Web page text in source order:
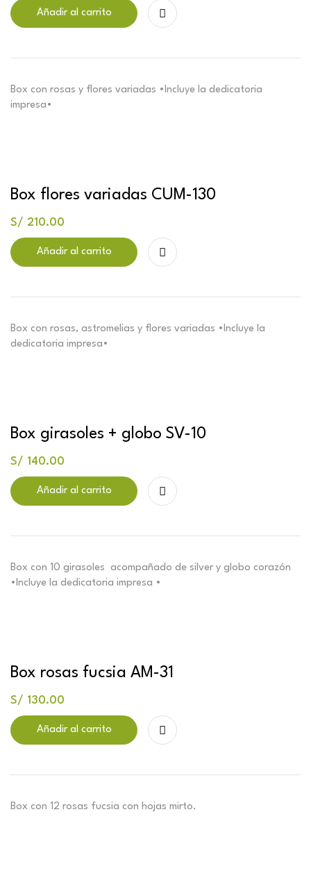
Añadir al carrito
Box con rosas y flores variadas •Incluye la dedicatoria
impresa•
Box flores variadas CUM-130
S/ 210.00
Añadir al carrito
Box con rosas, astromelias y flores variadas •Incluye la
dedicatoria impresa•
Box girasoles + globo SV-10
S/ 140.00
Añadir al carrito
Box con 10 girasoles acompañado de silver y globo corazón
•Incluye la dedicatoria impresa •
Box rosas fucsia AM-31
S/ 130.00
Añadir al carrito
Box con 12 rosas fucsia con hojas mirto.